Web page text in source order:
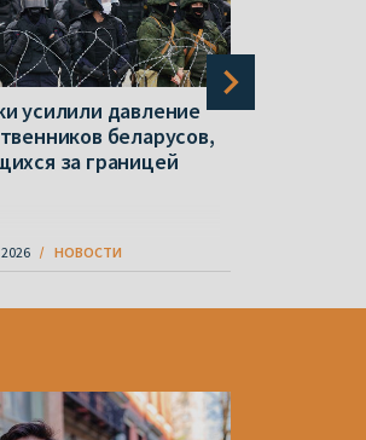
усилили давление
беларусов,
за границей
НОВОСТИ